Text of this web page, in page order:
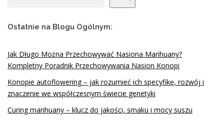
Ostatnie na Blogu Ogólnym:
Jak Długo Można Przechowywać Nasiona Marihuany?
Kompletny Poradnik Przechowywania Nasion Konopi
Konopie autoflowering – jak rozumieć ich specyfikę, rozwój i
znaczenie we współczesnym świecie genetyki
Curing marihuany – klucz do jakości, smaku i mocy suszu